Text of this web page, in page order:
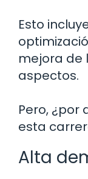
Esto
mejora de
aspectos.
Pero,
esta
Alta